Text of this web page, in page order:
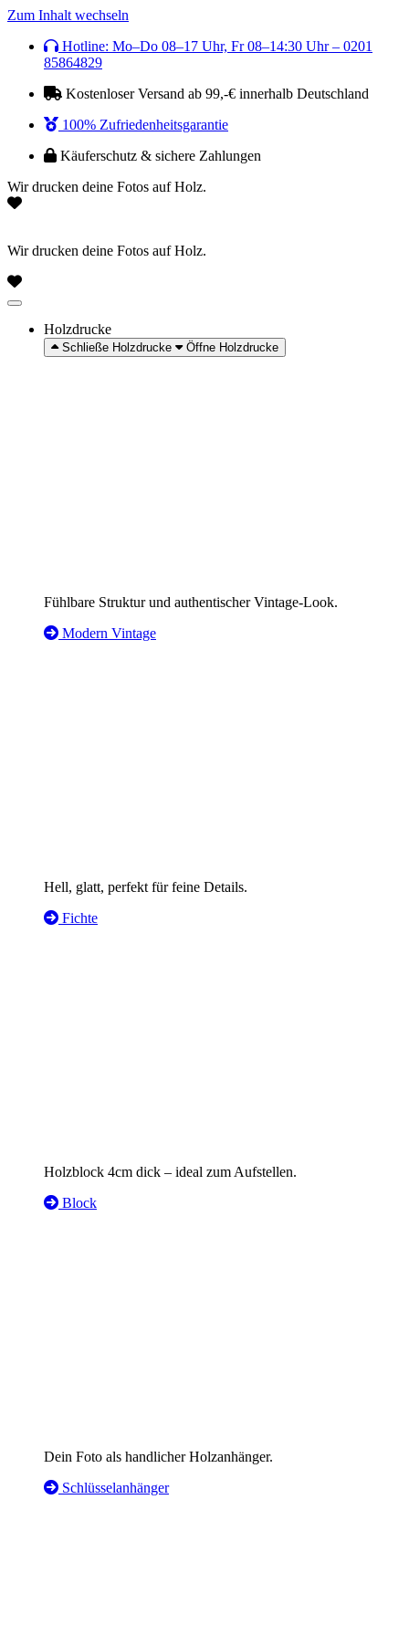
Zum Inhalt wechseln
Hotline: Mo–Do 08–17 Uhr, Fr 08–14:30 Uhr – 0201
85864829
Kostenloser Versand ab 99,-€ innerhalb Deutschland
100% Zufriedenheitsgarantie
Käuferschutz & sichere Zahlungen
Wir drucken deine Fotos auf Holz.
Wir drucken deine Fotos auf Holz.
Holzdrucke
Schließe Holzdrucke Öffne Holzdrucke
Fühlbare Struktur und authentischer Vintage-Look.
Modern Vintage
Hell, glatt, perfekt für feine Details.
Fichte
Holzblock 4cm dick – ideal zum Aufstellen.
Block
Dein Foto als handlicher Holzanhänger.
Schlüsselanhänger